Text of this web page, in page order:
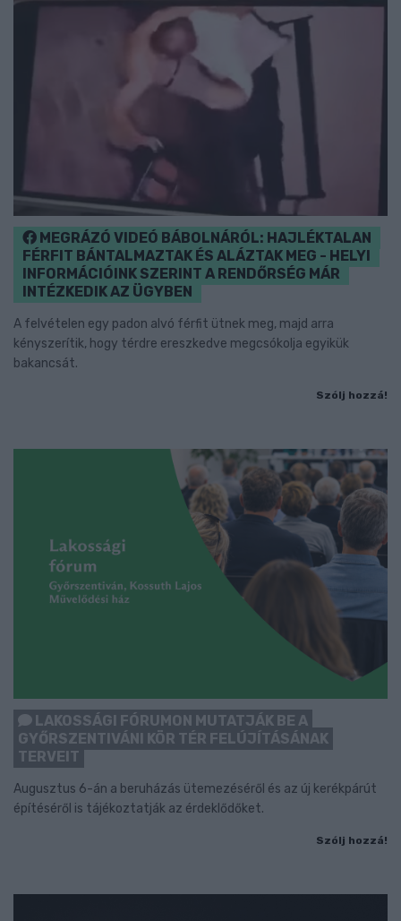
MEGRÁZÓ VIDEÓ BÁBOLNÁRÓL: HAJLÉKTALAN
FÉRFIT BÁNTALMAZTAK ÉS ALÁZTAK MEG - HELYI
INFORMÁCIÓINK SZERINT A RENDŐRSÉG MÁR
INTÉZKEDIK AZ ÜGYBEN
A felvételen egy padon alvó férfit ütnek meg, majd arra
kényszerítik, hogy térdre ereszkedve megcsókolja egyikük
bakancsát.
Szólj hozzá!
LAKOSSÁGI FÓRUMON MUTATJÁK BE A
GYŐRSZENTIVÁNI KÖR TÉR FELÚJÍTÁSÁNAK
TERVEIT
Augusztus 6-án a beruházás ütemezéséről és az új kerékpárút
építéséről is tájékoztatják az érdeklődőket.
Szólj hozzá!